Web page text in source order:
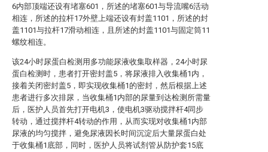
6内部顶端还设有堵塞601，所述的堵塞601与导流嘴6活动
相连，所述的拉杆17外壁上端还设有封盖1101，所述的封
盖1101与拉杆17滑动相连，且所述的封盖1101与固定筒11
螺纹相连。
该24小时尿蛋白检测用多功能尿液收集取样器，24小时尿
蛋白检测时，患者打开密封盖5，将尿液排入收集桶1内，
接着关闭密封盖5，即实现收集桶1的密封，然后根据上述
患者进行多次排尿，当收集桶1内部的尿量到达检测所需量
后，医护人员首先打开电机3，使电机3驱动搅拌杆4同步
转动，通过搅拌杆4转动的作用，从而实现对收集桶1内部
尿液的均匀搅拌，避免尿液因长时间沉淀后大量尿蛋白处
于收集桶1底部，同时，医护人员将试剂管从防护套15底